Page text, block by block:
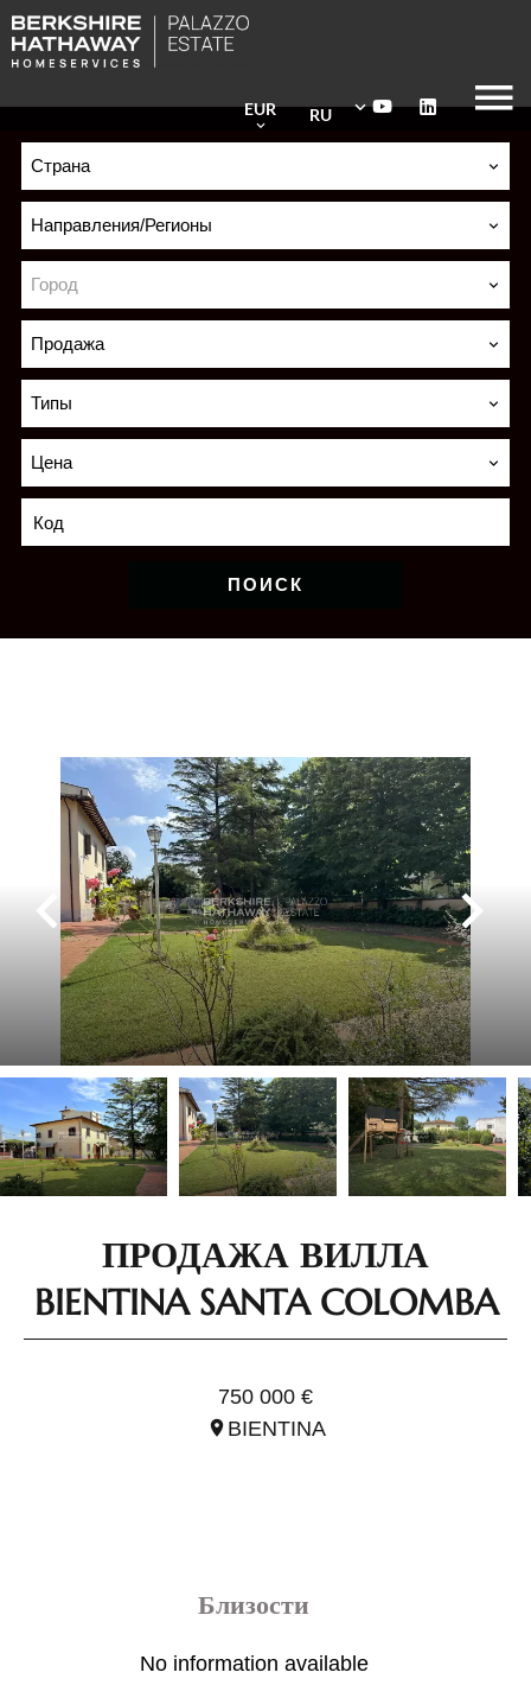
RU
EUR
Страна
Направления/Регионы
Город
Продажа
Типы
Цена
ПОИСК
ПРОДАЖА ВИЛЛА
BIENTINA SANTA COLOMBA
750 000 €
BIENTINA
Близости
No information available